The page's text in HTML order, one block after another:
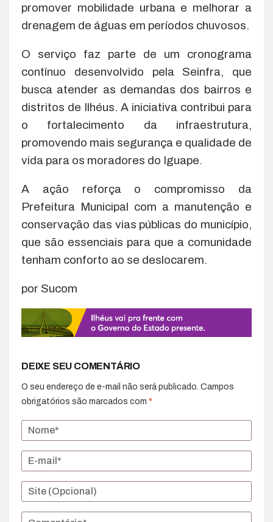
promover mobilidade urbana e melhorar a
drenagem de águas em períodos chuvosos.
O serviço faz parte de um cronograma
contínuo desenvolvido pela Seinfra, que
busca atender as demandas dos bairros e
distritos de Ilhéus. A iniciativa contribui para
o fortalecimento da infraestrutura,
promovendo mais segurança e qualidade de
vida para os moradores do Iguape.
A ação reforça o compromisso da
Prefeitura Municipal com a manutenção e
conservação das vias públicas do município,
que são essenciais para que a comunidade
tenham conforto ao se deslocarem.
por Sucom
DEIXE SEU COMENTÁRIO
O seu endereço de e-mail não será publicado. Campos
obrigatórios são marcados com *